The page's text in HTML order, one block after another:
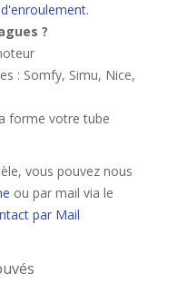
.
?
: Somfy, Simu, Nice,
forme votre tube
vous pouvez nous
ou par mail via le
par Mail